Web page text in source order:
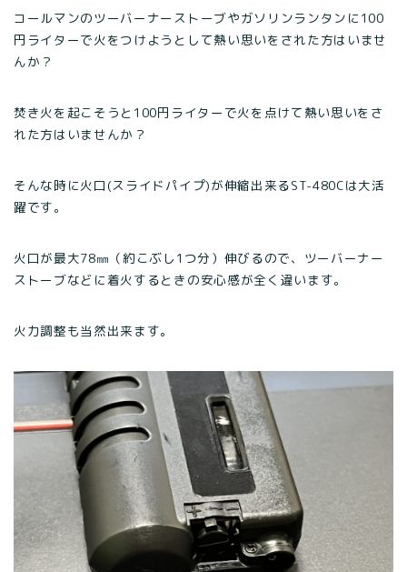
コールマンのツーバーナーストーブやガソリンランタンに100
円ライターで火をつけようとして熱い思いをされた方はいませ
んか？
焚き火を起こそうと100円ライターで火を点けて熱い思いをさ
れた方はいませんか？
そんな時に火口(スライドパイプ)が伸縮出来るST-480Cは大活
躍です。
火口が最大78㎜（約こぶし1つ分）伸びるので、ツーバーナー
ストーブなどに着火するときの安心感が全く違います。
火力調整も当然出来ます。